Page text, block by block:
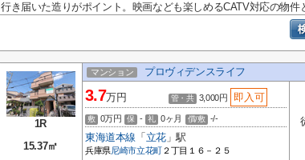
行き届いた造りがポイント。映画なども楽しめるCATV対応の物件
1R
15.37㎡
マンション プロヴィデンスライフ
3.7万円 管・共 3,000円 即入可
敷 0万円 保 - 礼 0ヶ月 償/敷 -/-
東海道本線 「 立花」駅
兵庫県尼崎市立花町 ２丁目１６－２５